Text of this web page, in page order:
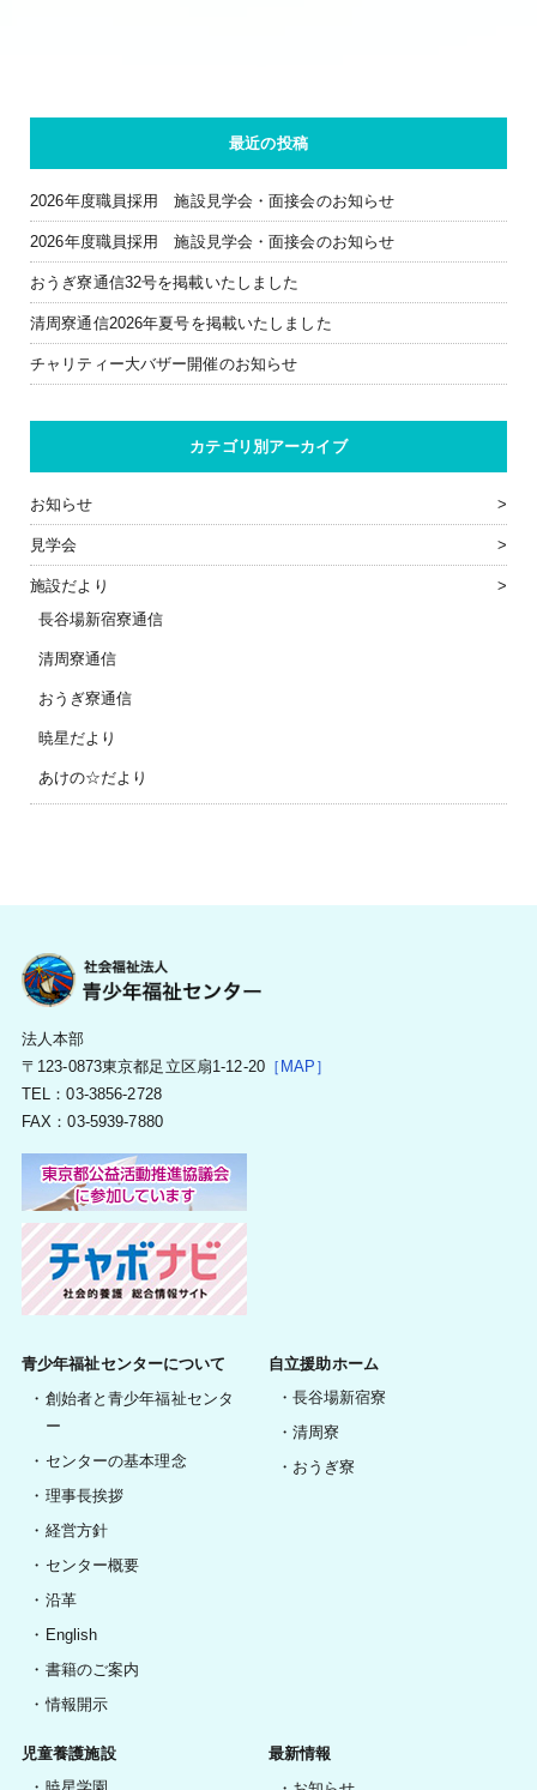
最近の投稿
2026年度職員採用 施設見学会・面接会のお知らせ
2026年度職員採用 施設見学会・面接会のお知らせ
おうぎ寮通信32号を掲載いたしました
清周寮通信2026年夏号を掲載いたしました
チャリティー大バザー開催のお知らせ
カテゴリ別アーカイブ
お知らせ
見学会
施設だより
長谷場新宿寮通信
清周寮通信
おうぎ寮通信
暁星だより
あけの☆だより
法人本部
〒123-0873東京都足立区扇1-12-20［MAP］
TEL：03-3856-2728
FAX：03-5939-7880
青少年福祉センターについて
創始者と青少年福祉センタ
ー
センターの基本理念
理事長挨拶
経営方針
センター概要
沿革
English
書籍のご案内
情報開示
自立援助ホーム
長谷場新宿寮
清周寮
おうぎ寮
児童養護施設
最新情報